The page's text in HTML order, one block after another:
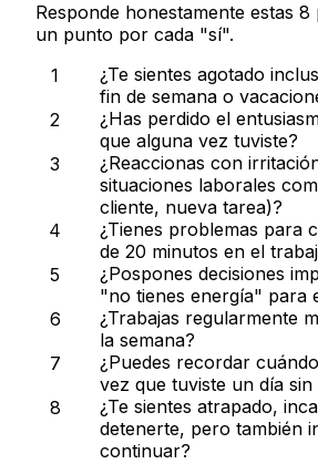
Responde honestamente estas 8
un punto por cada "sí".
¿Te sientes agotado
fin de semana o
¿Has perdido el
que alguna vez tuviste?
¿Reaccionas con
situaciones laborales
cliente, nueva tarea)?
¿Tienes problemas para
de 20 minutos en el
¿Pospones decisiones
"no tienes energía" para
¿Trabajas regularmente
la semana?
¿Puedes recordar
vez que tuviste un día sin
¿Te sientes atrapado,
detenerte, pero también
continuar?